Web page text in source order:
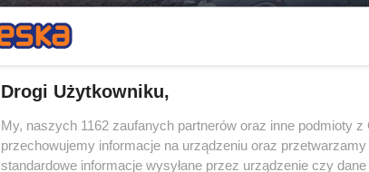
Drogi Użytkowniku,
My, naszych 1162 zaufanych partnerów oraz inne podmioty
przechowujemy informacje na urządzeniu oraz
standardowe informacje wysyłane przez urządzenie czy